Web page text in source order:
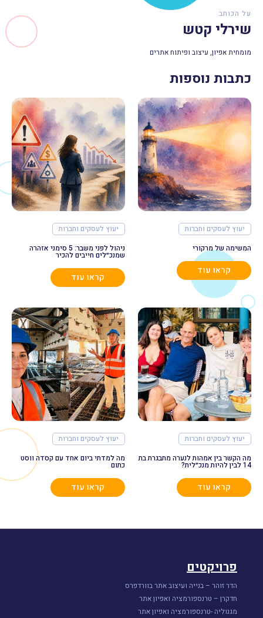
על הכותב
שירלי קטש
מומחית אפיון, עיצוב ופיתוח אתרים
כתבות נוספות
יעוץ לעסקים וחברות
המשימה של מרקורי
קראו עוד
יעוץ לעסקים וחברות
ניהול לפני משבר: 5 סימני אזהרה
שמנכ״לים חייבים להכיר
קראו עוד
יעוץ לעסקים וחברות
מה הקשר בין אמהות לנערה מתבגרת בת
14 לבין להיות מנכ״לית?
קראו עוד
יעוץ לעסקים וחברות
מה למדתי ביום אחד עם קסדה ווסט
כתום
קראו עוד
פרויקטים
הדר זוהר – בנייה ועיצוב אתר בוורדפרס
חדקרן – טרנספורמציה ואפיון אתר
מגנוליה -טרנספורמציה ואפיון אתר